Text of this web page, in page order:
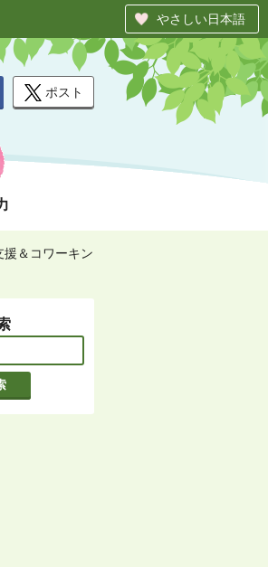
やさしい日本語
ポスト
＆コワーキン